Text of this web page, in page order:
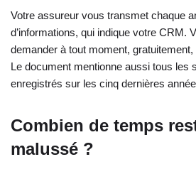
Votre assureur vous transmet chaque
d’informations, qui indique votre CRM.
demander à tout moment,
Le document mentionne aussi tous les
enregistrés sur les cinq dernières
Combien de temps
malussé ?